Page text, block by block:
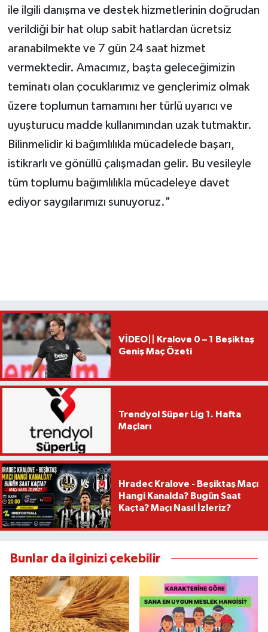
ile ilgili danışma ve destek hizmetlerinin doğrudan
verildiği bir hat olup sabit hatlardan ücretsiz
aranabilmekte ve 7 gün 24 saat hizmet
vermektedir. Amacımız, başta geleceğimizin
teminatı olan çocuklarımız ve gençlerimiz olmak
üzere toplumun tamamını her türlü uyarıcı ve
uyuşturucu madde kullanımından uzak tutmaktır.
Bilinmelidir ki bağımlılıkla mücadelede başarı,
istikrarlı ve gönüllü çalışmadan gelir. Bu vesileyle
tüm toplumu bağımlılıkla mücadeleye davet
ediyor saygılarımızı sunuyoruz."
VİDEO|| Kralove 0 – 1 Beşiktaş
Geniş Maç Özeti
Trendyol Süper Lig 1. Hafta
Maçları
Hradec Kralove - Beşiktaş Maçı
Hangi Kanalda? Bugün Saat
Kaçta? Maçı Nasıl İzleriz?
Bunlar da ilginizi çekebilir